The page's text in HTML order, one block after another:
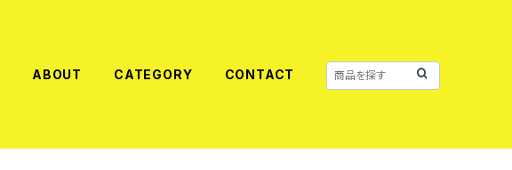
ABOUT CATEGORY CONTACT